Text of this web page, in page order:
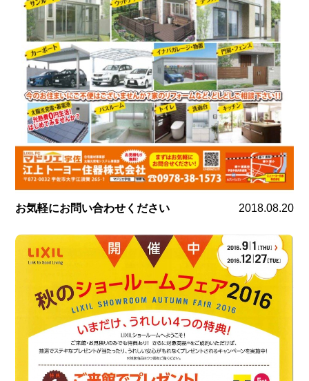
お気軽にお問い合わせください 2018.08.20